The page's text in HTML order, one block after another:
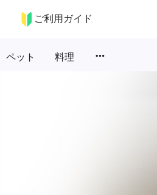
ご利用ガイド
ペット 料理 more_horiz